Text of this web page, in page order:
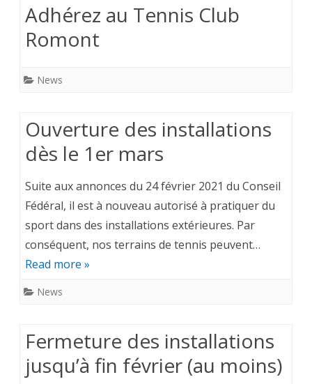
Adhérez au Tennis Club
Romont
News
Ouverture des installations
dès le 1er mars
Suite aux annonces du 24 février 2021 du Conseil
Fédéral, il est à nouveau autorisé à pratiquer du
sport dans des installations extérieures. Par
conséquent, nos terrains de tennis peuvent…
Read more »
News
Fermeture des installations
jusqu’à fin février (au moins)